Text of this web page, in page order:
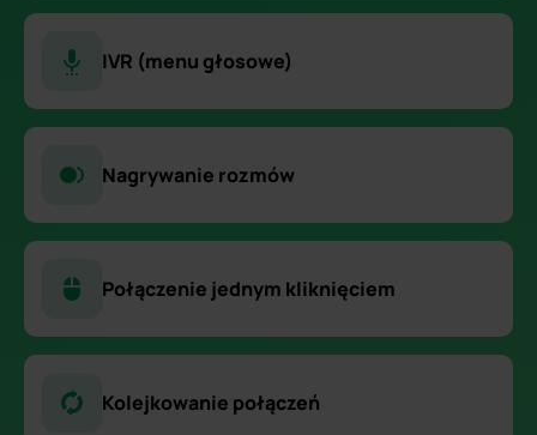
IVR (menu głosowe)
Nagrywanie rozmów
Połączenie jednym kliknięciem
Kolejkowanie połączeń